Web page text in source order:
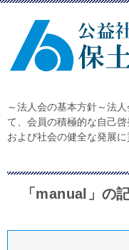
～法人会の基本方針～法
て、会員の積極的な自己
および社会の健全な発展に
「manual」の